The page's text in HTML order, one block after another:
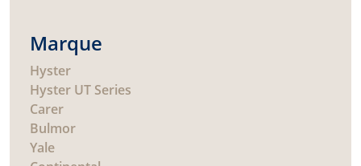
Marque
Hyster
Hyster UT Series
Carer
Bulmor
Yale